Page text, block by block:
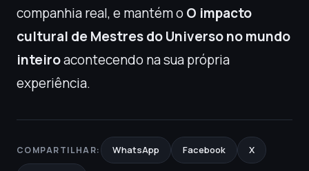
companhia real, e mantém oO impacto
cultural de Mestres do Universo no mundo
inteiroacontecendo na sua própria
experiência.
COMPARTILHAR: WhatsApp Facebook X